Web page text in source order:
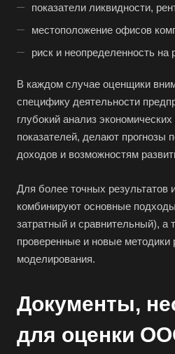
показатели ликвидности,
местоположение офисов
риск и неопределенность на
В каждом случае оценщики
специфику деятельности
глубокий анализ
показателей, делают прогнозы
доходов и возможностям
Для более точных результатов
комбинируют основные
затратный и сравнительный), а
проверенные и новые методики
моделирования.
Документы,
для оценки
Архангельск
Асбест
Асино
Астрахань
Ачинск
Аша
Баймак
Балашиха
Балашов